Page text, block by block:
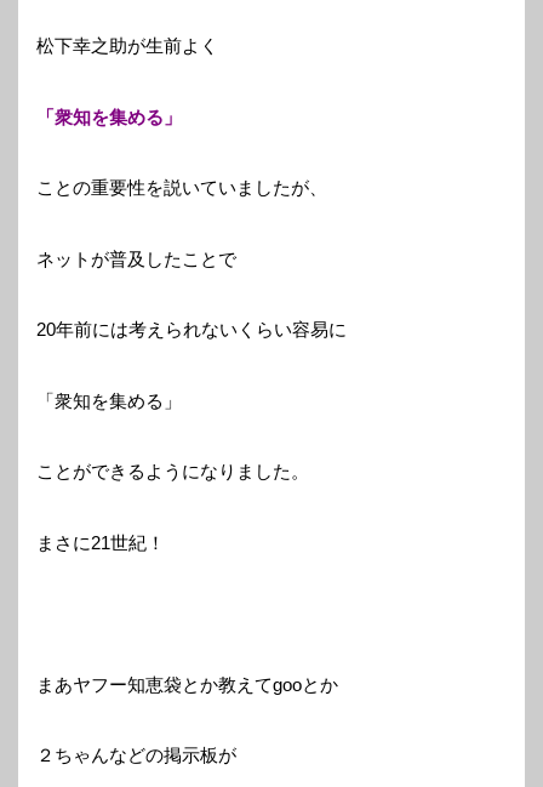
松下幸之助が生前よく
「衆知を集める」
ことの重要性を説いていましたが、
ネットが普及したことで
20年前には考えられないくらい容易に
「衆知を集める」
ことができるようになりました。
まさに21世紀！
まあヤフー知恵袋とか教えてgooとか
２ちゃんなどの掲示板が